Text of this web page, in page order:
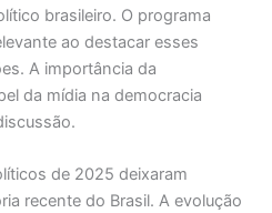
brasileiro. O programa
ao destacar esses
A importância da
da mídia na democracia
de 2025 deixaram
recente do Brasil. A evolução